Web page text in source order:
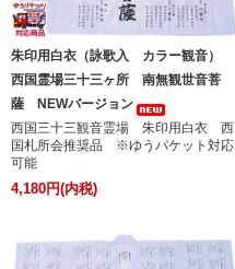
朱印用白衣（詠歌入 カラー観音）
西国霊場三十三ヶ所 南無観世音菩
薩 NEWバージョン
西国三十三観音霊場 朱印用白衣 西
国札所会推奨品 ※ゆうパケット対応
可能
4,180円(内税)